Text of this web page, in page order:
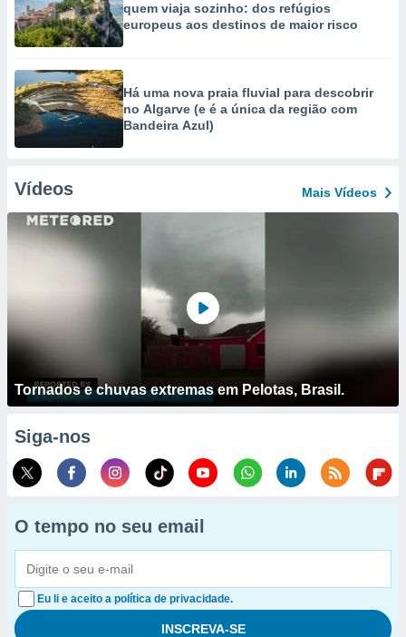
quem viaja sozinho: dos refúgios
europeus aos destinos de maior risco
Há uma nova praia fluvial para descobrir
no Algarve (e é a única da região com
Bandeira Azul)
Vídeos Mais Vídeos
Tornados e chuvas extremas em Pelotas, Brasil.
Siga-nos
O tempo no seu email
Eu li e aceito a política de privacidade.